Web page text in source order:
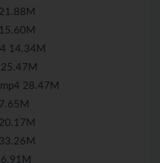
14.34M
28.47M